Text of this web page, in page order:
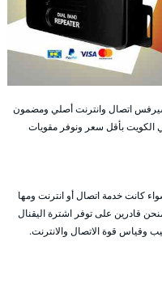
اتصال وانترنت أصلي ومضمون
الكويت بأقل سعر ونوفر مقويات
كانت خدمة اتصال أو انترنت ومها
قادرين على توفر اشترة اليقنال
وقياس قوة الاتصال والانترنت.